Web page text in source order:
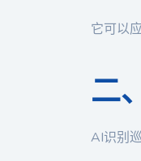
它可以
二
AI识别